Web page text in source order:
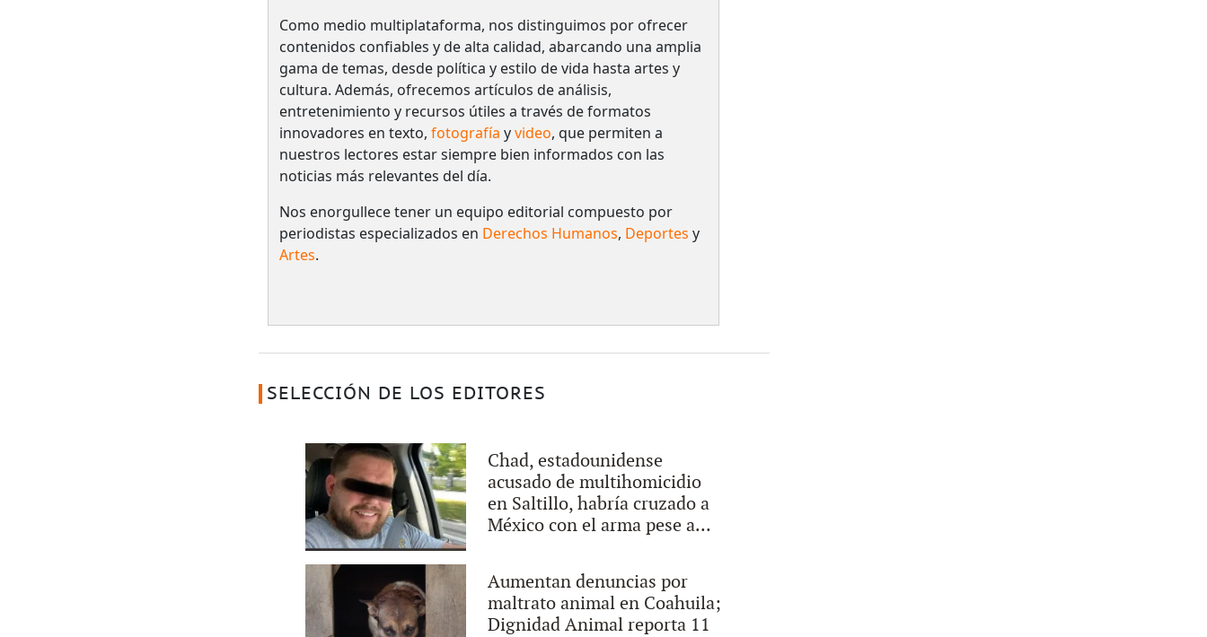
Como medio multiplataforma, nos distinguimos por ofrecer
contenidos confiables y de alta calidad, abarcando una amplia
gama de temas, desde política y estilo de vida hasta artes y
cultura. Además, ofrecemos artículos de análisis,
entretenimiento y recursos útiles a través de formatos
innovadores en texto, fotografía yvideo, que permiten a
nuestros lectores estar siempre bien informados con las
noticias más relevantes del día.
Nos enorgullece tener un equipo editorial compuesto por
periodistas especializados en Derechos Humanos, Deportes y
Artes.
SELECCIÓN DE LOS EDITORES
Chad, estadounidense
acusado de multihomicidio
en Saltillo, habría cruzado a
México con el arma pese a...
Aumentan denuncias por
maltrato animal en Coahuila;
Dignidad Animal reporta 11